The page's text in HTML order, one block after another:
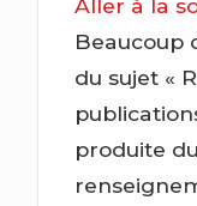
Aller à la
Beaucoup
du sujet «
produite